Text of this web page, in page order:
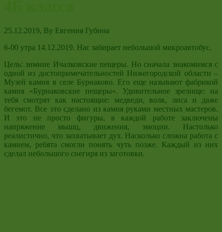
25.12.2019, By Евгения Губина
6-00 утра 14.12.2019. Нас забирает небольшой микроавтобус.
Цель: зимние Ичалковские пещеры. Но сначала знакомимся с
одной из достопримечательностей Нижегородской области –
Музей камня в селе Бурнаково. Его еще называют фабрикой
камня «Бурнаковские пещеры». Удивительное зрелище: на
тебя смотрят как настоящие: медведи, волк, лиса и даже
бегемот. Все это сделано из камня руками местных мастеров.
И это не просто фигуры, в каждой работе заключены
напряжение мышц, движения, эмоции. Настолько
реалистично, что захватывает дух. Насколько сложна работа с
камнем, ребята смогли понять чуть позже. Каждый из них
сделал небольшого снегиря из заготовки.